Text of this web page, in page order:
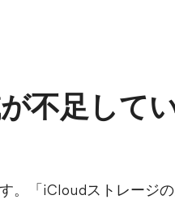
不足して
。「iCloudストレージ